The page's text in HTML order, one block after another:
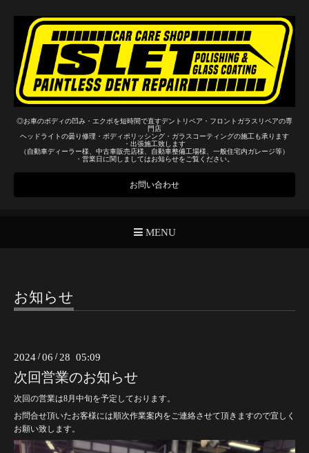
◎お車のボディの凹み・エクボを短時間で直すデントリペア・フロントガラスリペアの専
門店
ヘッドライトの曇り修理・ボディポリッシング・ガラスコーティングの施工も承ります
・出張施工致します
（自動車ディーラー様、中古車販売店様、自動車整備工場様、一般住宅内ガレージ等）
・営業日に関しましてはお知らせをご覧ください。
お問い合わせ
MENU
お知らせ
2024 /06 / 28 05:09
次回営業のお知らせ
次回の営業は8月中旬を予定しております。
お問合せ頂いたお客様には順次作業案内をご連絡させて頂きますので宜しく
お願い致します。